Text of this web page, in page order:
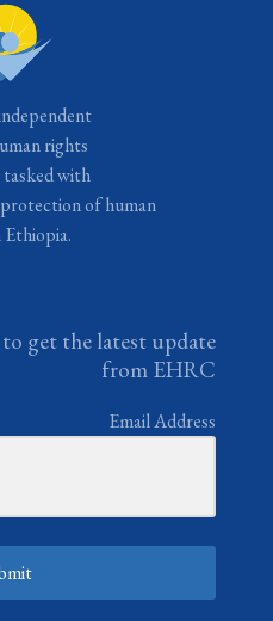
rights
with
of human
get the latest update
from EHRC
Email Address